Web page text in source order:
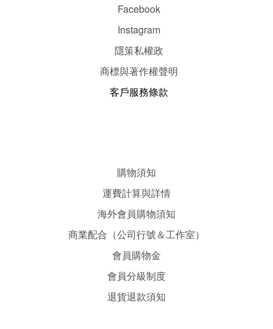
Facebook
Instagram
隱策私權政
商標與著作權聲明
客戶服務條款
購物須知
運費計算與詳情
海外會員購物須知
商業配合（公司行號＆工作室）
會員購物金
會員分級制度
退貨退款須知